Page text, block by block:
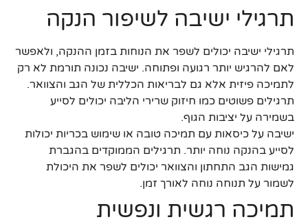
תרגילי ישיבה לשיפור הנקה
תרגילי ישיבה יכולים לשפר את הנוחות בזמן ההנקה, ולאפשר
לאם להרגיש יותר רגועה ופתוחה. ישיבה נכונה תורמת לא רק
לתמיכה פיזית אלא גם לבריאות הכללית של הגב והצוואר.
תרגילים פשוטים כמו חיזוק שרירי הליבה יכולים לסייע
בשמירה על יציבות הגוף.
ישיבה על כיסאות עם תמיכה טובה או שימוש בכריות יכולות
לסייע בהנקה נוחה יותר. תרגילים הממוקדים בהגברת
גמישות הגב התחתון והצוואר יכולים לשפר את היכולת
לשמור על תנוחה נוחה לאורך זמן.
תמיכה רגשית ונפשית